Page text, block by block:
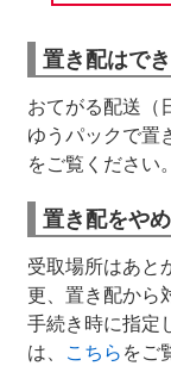
置き配はで
おてがる配送（
ゆうパックで置
をご覧ください。
置き配をや
受取場所はあと
更、置き配から
手続き時に指定
は、 こちらをご